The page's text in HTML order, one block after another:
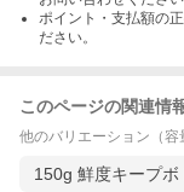
ポイント・支払額の
ださい。
このページの関連情
他のバリエーション（容
150g 鮮度キープボ